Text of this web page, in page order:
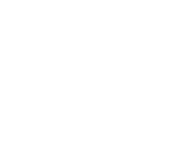
para
con precaución,